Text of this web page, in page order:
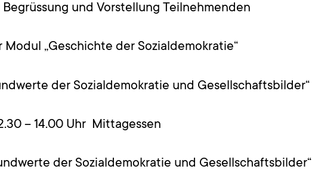
Begrüssung und Vorstellung Teilnehmenden
Modul „Geschichte der Sozialdemokratie“
der Sozialdemokratie und Gesellschaftsbilder“
– 14.00 Uhr Mittagessen
der Sozialdemokratie und Gesellschaftsbilder“